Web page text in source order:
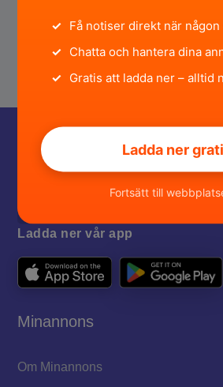
✓ Få notiser direkt när någon
✓ Chatta och hantera dina
✓ Gratis att ladda ner – alltid
Ladda ner
Fortsätt till
Ladda ner vår app
Minannons
Om Minannons